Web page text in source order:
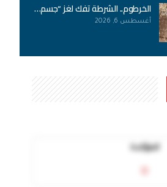
الخرطوم.. الشرطة تفك لغز “جسم…
أغسطس 6, 2026